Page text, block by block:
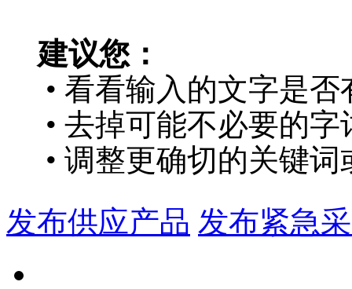
建议您：
• 看看输入的文字是否
• 去掉可能不必要的字
• 调整更确切的关键
发布供应产品 发布紧急